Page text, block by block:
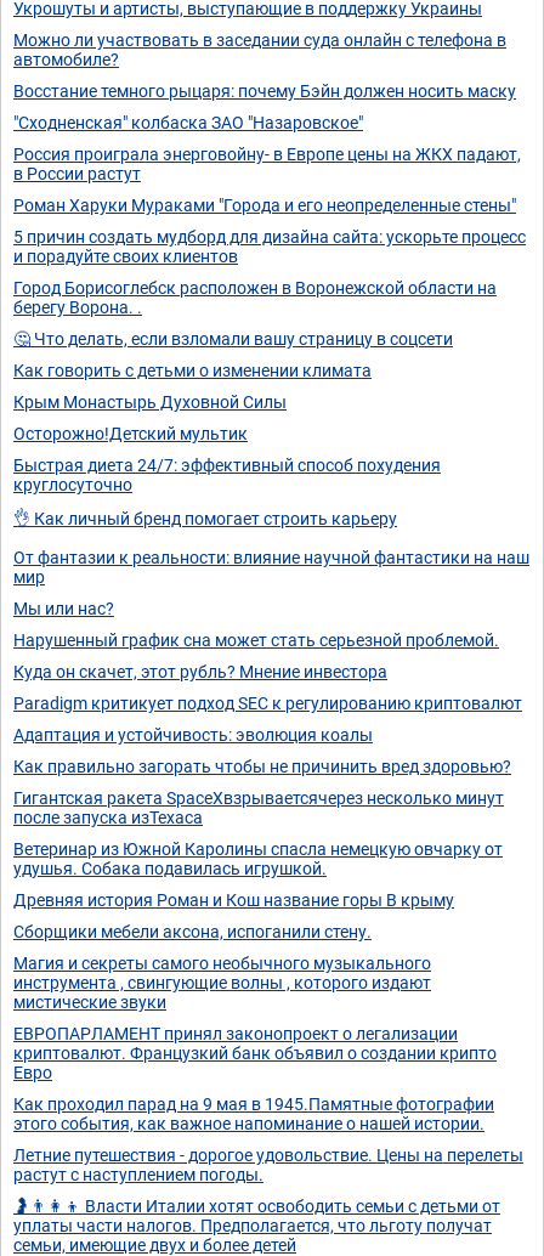
Укрошуты и артисты, выступающие в поддержку Украины
Можно ли участвовать в заседании суда онлайн с телефона в
автомобиле?
Восстание темного рыцаря: почему Бэйн должен носить маску
"Сходненская" колбаска ЗАО "Назаровское"
Россия проиграла энерговойну- в Европе цены на ЖКХ падают,
в России растут
Роман Харуки Мураками "Города и его неопределенные стены"
5 причин создать мудборд для дизайна сайта: ускорьте процесс
и порадуйте своих клиентов
Город Борисоглебск расположен в Воронежской области на
берегу Ворона. .
🤔 Что делать, если взломали вашу страницу в соцсети
Как говорить с детьми о изменении климата
Крым Монастырь Духовной Силы
Осторожно!Детский мультик
Быстрая диета 24/7: эффективный способ похудения
круглосуточно
👌 Как личный бренд помогает строить карьеру
От фантазии к реальности: влияние научной фантастики на наш
мир
Мы или нас?
Нарушенный график сна может стать серьезной проблемой.
Куда он скачет, этот рубль? Мнение инвестора
Paradigm критикует подход SEC к регулированию криптовалют
Адаптация и устойчивость: эволюция коалы
Как правильно загорать чтобы не причинить вред здоровью?
Гигантская ракета SpaceXвзрываетсячерез несколько минут
после запуска изТехаса
Ветеринар из Южной Каролины спасла немецкую овчарку от
удушья. Собака подавилась игрушкой.
Древняя история Роман и Кош название горы В крыму
Сборщики мебели аксона, испоганили стену.
Магия и секреты самого необычного музыкального
инструмента , свингующие волны , которого издают
мистические звуки
ЕВРОПАРЛАМЕНТ принял законопроект о легализации
криптовалют. Французкий банк объявил о создании крипто
Евро
Как проходил парад на 9 мая в 1945.Памятные фотографии
этого события, как важное напоминание о нашей истории.
Летние путешествия - дорогое удовольствие. Цены на перелеты
растут с наступлением погоды.
🤰👨‍👩‍👦 Власти Италии хотят освободить семьи с детьми от
уплаты части налогов. Предполагается, что льготу получат
семьи, имеющие двух и более детей